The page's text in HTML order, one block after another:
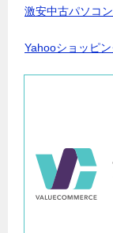
激安中古パソコ
Yahooショッピ